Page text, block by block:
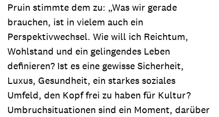
Pruin stimmte dem zu: „Was wir gerade
brauchen, ist in vielem auch ein
Perspektivwechsel. Wie will ich Reichtum,
Wohlstand und ein gelingendes Leben
definieren? Ist es eine gewisse Sicherheit,
Luxus, Gesundheit, ein starkes soziales
Umfeld, den Kopf frei zu haben für Kultur?
Umbruchsituationen sind ein Moment, darüber